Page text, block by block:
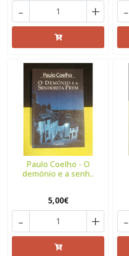
+
- -
Paulo Coelho - O
demónio e a senh..
5,00€
+
- -